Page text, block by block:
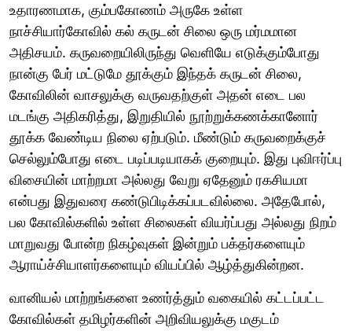
உதாரணமாக, கும்பகோணம் அருகே உள்ள
நாச்சியார்கோவில் கல் கருடன் சிலை ஒரு மர்மமான
அதிசயம். கருவறையிலிருந்து வெளியே எடுக்கும்போது
நான்கு பேர் மட்டுமே தூக்கும் இந்தக் கருடன் சிலை,
கோவிலின் வாசலுக்கு வருவதற்குள் அதன் எடை பல
மடங்கு அதிகரித்து, இறுதியில் நூற்றுக்கணக்கானோர்
தூக்க வேண்டிய நிலை ஏற்படும். மீண்டும் கருவறைக்குச்
செல்லும்போது எடை படிப்படியாகக் குறையும். இது புவிஈர்ப்பு
விசையின் மாற்றமா அல்லது வேறு ஏதேனும் ரகசியமா
என்பது இதுவரை கண்டுபிடிக்கப்படவில்லை. அதேபோல்,
பல கோவில்களில் உள்ள சிலைகள் வியர்ப்பது அல்லது நிறம்
மாறுவது போன்ற நிகழ்வுகள் இன்றும் பக்தர்களையும்
ஆராய்ச்சியாளர்களையும் வியப்பில் ஆழ்த்துகின்றன.
வானியல் மாற்றங்களை உணர்த்தும் வகையில் கட்டப்பட்ட
கோவில்கள் தமிழர்களின் அறிவியலுக்கு மகுடம்